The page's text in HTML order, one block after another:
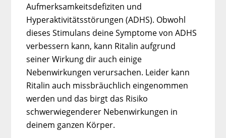
Aufmerksamkeitsdefiziten und
Hyperaktivitätsstörungen (ADHS). Obwohl
dieses Stimulans deine Symptome von ADHS
verbessern kann, kann Ritalin aufgrund
seiner Wirkung dir auch einige
Nebenwirkungen verursachen. Leider kann
Ritalin auch missbräuchlich eingenommen
werden und das birgt das Risiko
schwerwiegenderer Nebenwirkungen in
deinem ganzen Körper.